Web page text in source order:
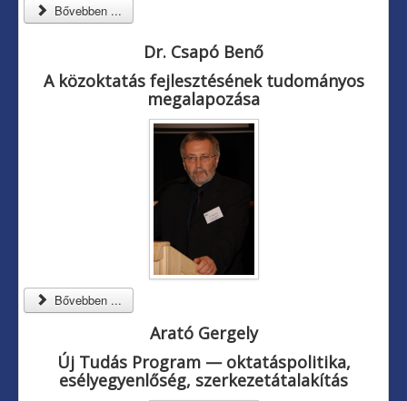
Bővebben ...
Dr. Csapó Benő
A közoktatás fejlesztésének tudományos
megalapozása
Bővebben ...
Arató Gergely
Új Tudás Program —oktatáspolitika,
esélyegyenlőség, szerkezetátalakítás